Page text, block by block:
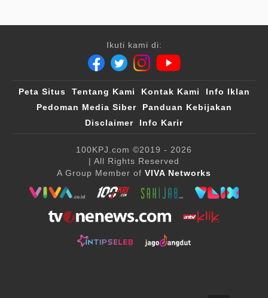
Ikuti kami di:
Peta Situs Tentang Kami Kontak Kami
Info Iklan
Pedoman Media Siber
Panduan Kebijakan
Disclaimer
Info Karir
100KPJ.com ©2019 - 2026
| All Rights Reserved
A Group Member of VIVA Networks